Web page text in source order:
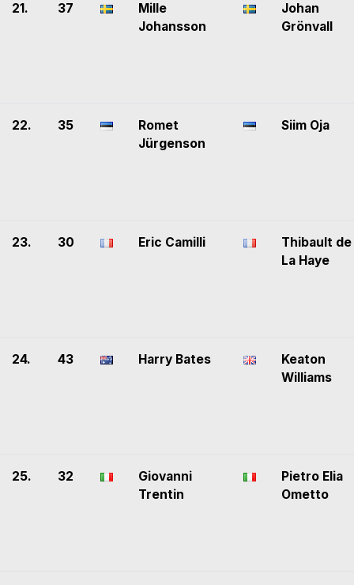
21. 37
Mille
Johansson
Johan
Grönvall
22. 35
Romet
Jürgenson
Siim Oja
23. 30 Eric Camilli
Thibault de
La Haye
24. 43 Harry Bates
Keaton
Williams
25. 32
Giovanni
Trentin
Pietro Elia
Ometto